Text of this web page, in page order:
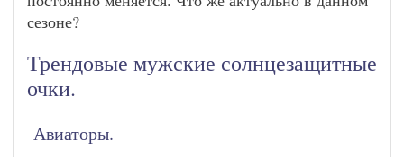
сезоне?
Трендовые мужские солнцезащитные
очки.
Авиаторы.